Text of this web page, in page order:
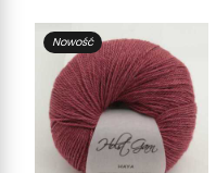
Nowość